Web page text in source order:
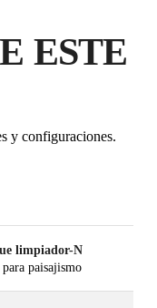
ESTE
y configuraciones.
limpiador-N
paisajismo